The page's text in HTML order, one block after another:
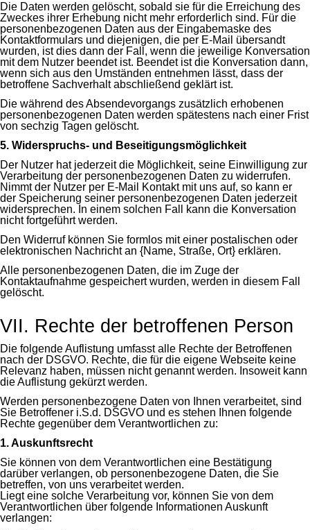
Die Daten werden gelöscht, sobald sie für die Erreichung des
Zweckes ihrer Erhebung nicht mehr erforderlich sind. Für die
personenbezogenen Daten aus der Eingabemaske des
Kontaktformulars und diejenigen, die per E-Mail übersandt
wurden, ist dies dann der Fall, wenn die jeweilige Konversation
mit dem Nutzer beendet ist. Beendet ist die Konversation dann,
wenn sich aus den Umständen entnehmen lässt, dass der
betroffene Sachverhalt abschließend geklärt ist.
Die während des Absendevorgangs zusätzlich erhobenen
personenbezogenen Daten werden spätestens nach einer Frist
von sechzig Tagen gelöscht.
5. Widerspruchs- und Beseitigungsmöglichkeit
Der Nutzer hat jederzeit die Möglichkeit, seine Einwilligung zur
Verarbeitung der personenbezogenen Daten zu widerrufen.
Nimmt der Nutzer per E-Mail Kontakt mit uns auf, so kann er
der Speicherung seiner personenbezogenen Daten jederzeit
widersprechen. In einem solchen Fall kann die Konversation
nicht fortgeführt werden.
Den Widerruf können Sie formlos mit einer postalischen oder
elektronischen Nachricht an {Name, Straße, Ort} erklären.
Alle personenbezogenen Daten, die im Zuge der
Kontaktaufnahme gespeichert wurden, werden in diesem Fall
gelöscht.
VII. Rechte der betroffenen Person
Die folgende Auflistung umfasst alle Rechte der Betroffenen
nach der DSGVO. Rechte, die für die eigene Webseite keine
Relevanz haben, müssen nicht genannt werden. Insoweit kann
die Auflistung gekürzt werden.
Werden personenbezogene Daten von Ihnen verarbeitet, sind
Sie Betroffener i.S.d. DSGVO und es stehen Ihnen folgende
Rechte gegenüber dem Verantwortlichen zu:
1. Auskunftsrecht
Sie können von dem Verantwortlichen eine Bestätigung
darüber verlangen, ob personenbezogene Daten, die Sie
betreffen, von uns verarbeitet werden.
Liegt eine solche Verarbeitung vor, können Sie von dem
Verantwortlichen über folgende Informationen Auskunft
verlangen: